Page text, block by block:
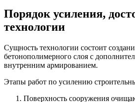
Порядок усиления,
технологии
Сущность технологии состоит
бетонополимерного слоя с
внутренним армированием.
Этапы работ по усилению
Поверхность сооружения